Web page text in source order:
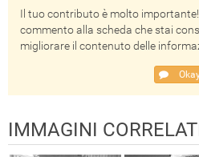
Il tuo contributo è molto
commento alla scheda che stai
migliorare il contenuto delle
IMMAGINI